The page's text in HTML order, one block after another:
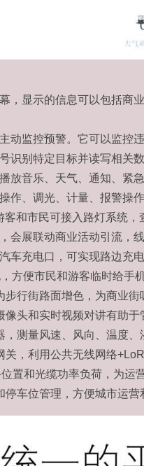
，显示的信息可以包括商
动监控预警。它可以监控
识别特定目标并读写相关
放音乐、天气、通知、紧
作、调光、计量、报警操
和市民可接入路灯系统
会展联动商业活动引流，
车充电口，可实现路边充
方便市民和游客临时给手
行街路面增色，为商业
像头和实时视频对讲有助于
，测量风速、风向、温度
关，利用公共无线网络
置和光缆功率负荷，为运
停车位管理，方便城市运营